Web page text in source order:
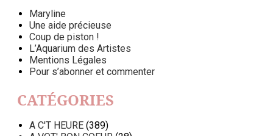
Maryline
Une aide précieuse
Coup de piston !
L’Aquarium des Artistes
Mentions Légales
Pour s’abonner et commenter
CATÉGORIES
A C'T HEURE (389)